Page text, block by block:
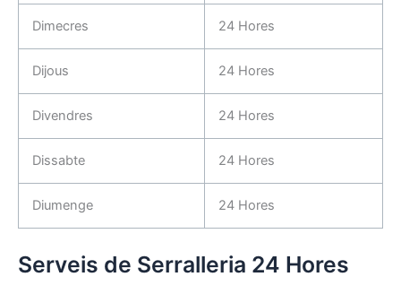
Dimecres 24 Hores
Dijous 24 Hores
Divendres 24 Hores
Dissabte 24 Hores
Diumenge 24 Hores
Serveis de Serralleria 24 Hores